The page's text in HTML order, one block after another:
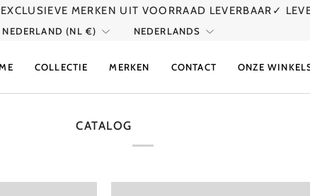
MERKEN UIT VOORRAAD LEVERBAAR ✓
VALUTA
NEDERLAND (NL €) TAAL
NEDERLANDS
COLLECTIE MERKEN CONTACT ONZE
CATALOG